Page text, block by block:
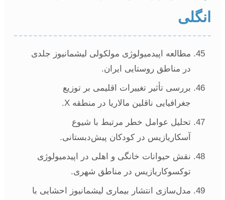
مطالعه اپیدمیولوژی مولکولی لیشمانیوز جلدی
در مناطق روستایی ایران.
بررسی تأثیر تغییرات اقلیمی بر توزیع
جغرافیایی ناقلین مالاریا در منطقه X.
تحلیل عوامل خطر مرتبط با شیوع
آسکاریازیس در کودکان پیش‌دبستانی.
نقش حیوانات خانگی و اهلی در اپیدمیولوژی
توکسوکاریازیس در مناطق شهری.
مدل‌سازی انتشار بیماری لیشمانیوز احشایی با